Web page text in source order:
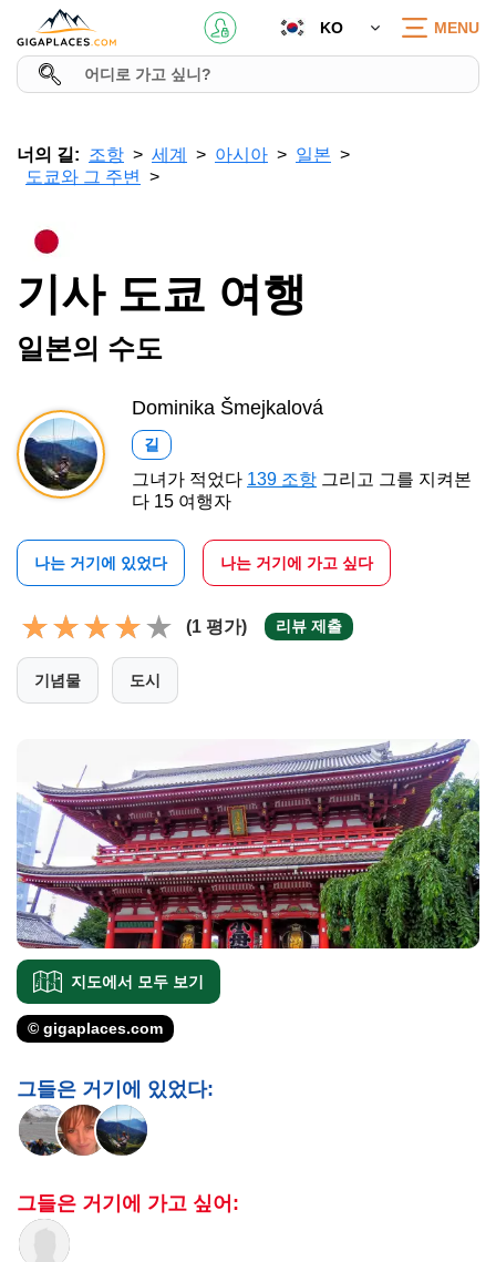
KO MENU
너의 길: 조항 세계 아시아
일본
도쿄와 그 주변
기사 도쿄 여행
일본의 수도
Dominika Šmejkalová
길
그녀가 적었다 139 조항 그리고 그를 지켜본
다 15 여행자
나는 거기에 있었다 나는 거기에 가고 싶다
(1 평가) 리뷰 제출
기념물 도시
지도에서 모두 보기
© gigaplaces.com
그들은 거기에 있었다:
그들은 거기에 가고 싶어: